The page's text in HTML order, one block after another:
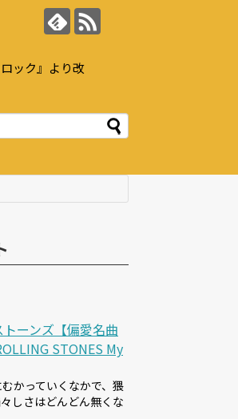
ック』より改
ーンズ【偏愛名曲
STONES My
かっていくなかで、猥
しさはどんどん無くな